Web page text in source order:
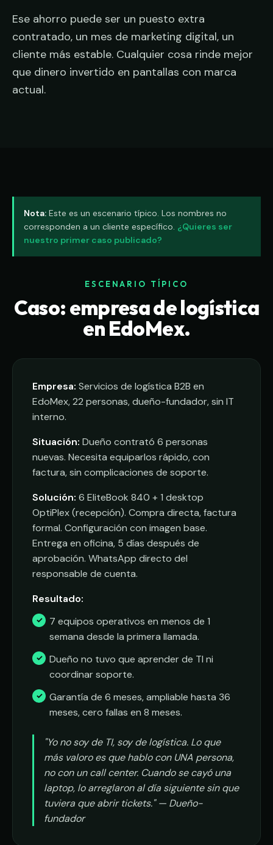
Ese ahorro puede ser un puesto extra
contratado, un mes de marketing digital, un
cliente más estable. Cualquier cosa rinde mejor
que dinero invertido en pantallas con marca
actual.
Nota: Este es un escenario típico. Los nombres no
corresponden a un cliente específico. ¿Quieres ser
nuestro primer caso publicado?
ESCENARIO TÍPICO
Caso: empresa de logística
en EdoMex.
Empresa: Servicios de logística B2B en
EdoMex, 22 personas, dueño-fundador, sin IT
interno.
Situación: Dueño contrató 6 personas
nuevas. Necesita equiparlos rápido, con
factura, sin complicaciones de soporte.
Solución: 6 EliteBook 840 + 1 desktop
OptiPlex (recepción). Compra directa, factura
formal. Configuración con imagen base.
Entrega en oficina, 5 días después de
aprobación. WhatsApp directo del
responsable de cuenta.
Resultado:
7 equipos operativos en menos de 1
semana desde la primera llamada.
Dueño no tuvo que aprender de TI ni
coordinar soporte.
Garantía de 6 meses, ampliable hasta 36
meses, cero fallas en 8 meses.
"Yo no soy de TI, soy de logística. Lo que
más valoro es que hablo con UNA persona,
no con un call center. Cuando se cayó una
laptop, lo arreglaron al día siguiente sin que
tuviera que abrir tickets." — Dueño-
fundador